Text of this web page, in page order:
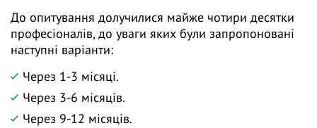
До опитування долучилися майже чотири десятки
професіоналів, до уваги яких були запропоновані
наступні варіанти:
Через 1-3 місяці.
Через 3-6 місяців.
Через 9-12 місяців.